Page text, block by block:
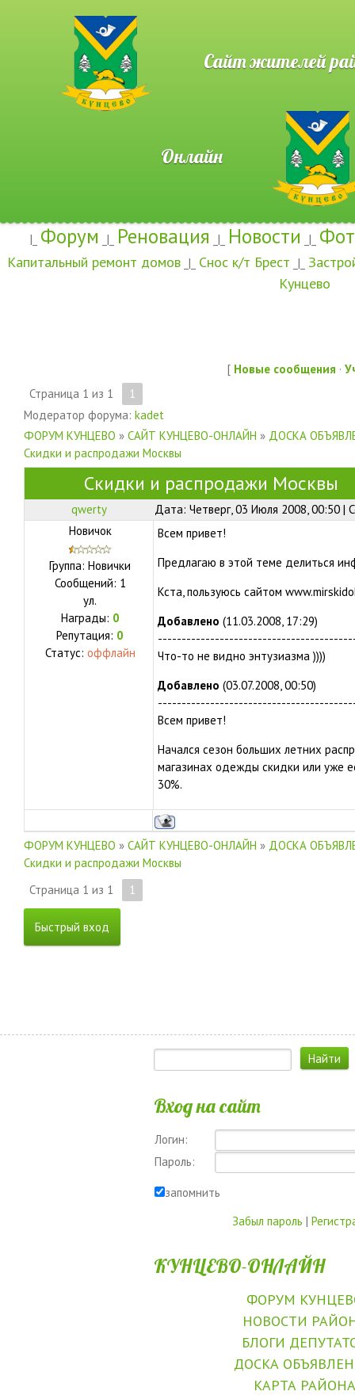
Сайт жителей
Онлайн
|_ Форум _|_ Реновация _|_ Новости _|_
Капитальный ремонт домов _|_ Снос к/т Брест _|_
Кунцево
[ Новые сообщения ·
Страница 1 из 1
1
Модератор форума: kadet
ФОРУМ КУНЦЕВО » САЙТ КУНЦЕВО-ОНЛАЙН » ДОСКА
Скидки и распродажи Москвы
Скидки и распродажи Москвы
qwerty
Дата: Четверг, 03 Июля 2008, 00:50 |
Новичок
Группа: Новички
Сообщений: 1
ул.
Награды: 0
Репутация: 0
Статус: оффлайн
Всем привет!
Предлагаю в этой теме делиться
Кста, пользуюсь сайтом
Добавлено (11.03.2008, 17:29)
Что-то не видно энтузиазма ))))
Добавлено (03.07.2008, 00:50)
Всем привет!
Начался сезон больших летних
магазинах одежды скидки или уже
30%.
ФОРУМ КУНЦЕВО » САЙТ КУНЦЕВО-ОНЛАЙН » ДОСКА
Скидки и распродажи Москвы
Страница 1 из 1 1
Вход на сайт
Логин:
Пароль:
запомнить
Забыл пароль |
КУНЦЕВО-ОНЛАЙН
ФОРУМ
НОВОСТИ
БЛОГИ
ДОСКА
КАРТА РАЙОНА